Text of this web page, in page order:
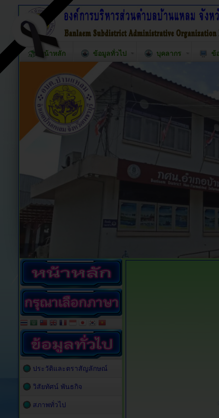
หน้าหลัก ข้อมูลทั่วไป บุคลากร ข้
ประวัติและตราสัญลักษณ์
วิสัยทัศน์ พันธกิจ
สภาพทั่วไป